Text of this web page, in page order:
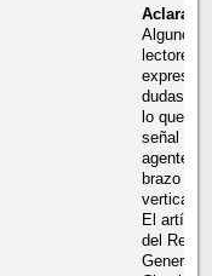
Algunos
lectores
dudas
lo que
señal de
agente
brazo
El
del
General